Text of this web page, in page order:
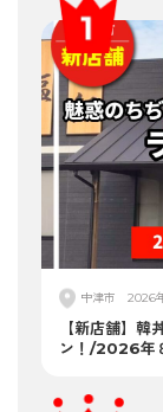
中津市 2026
【新店舗】
ン！/2026年